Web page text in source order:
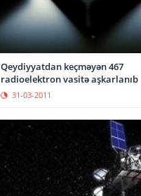
Qeydiyyatdan keçməyən 467
radioelektron vasitə aşkarlanıb
31-03-2011